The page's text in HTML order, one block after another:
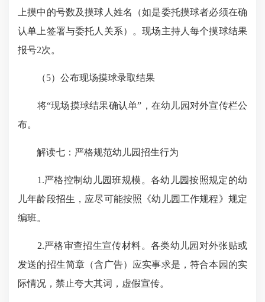
上摸中的号数及摸球人姓名（如是委托摸球者必须在确
认单上签署与委托人关系）。现场主持人每个摸球结果
报号2次。
（5）公布现场摸球录取结果
将“现场摸球结果确认单”，在幼儿园对外宣传栏公
布。
解读七：严格规范幼儿园招生行为
1.严格控制幼儿园班规模。各幼儿园按照规定的幼
儿年龄段招生，应尽可能按照《幼儿园工作规程》规定
编班。
2.严格审查招生宣传材料。各类幼儿园对外张贴或
发送的招生简章（含广告）应实事求是，符合本园的实
际情况，禁止夸大其词，虚假宣传。